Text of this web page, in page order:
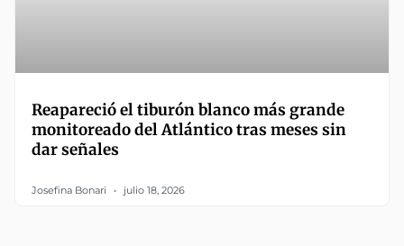
Reapareció el tiburón blanco más grande
monitoreado del Atlántico tras meses sin
dar señales
Josefina Bonari julio 18, 2026